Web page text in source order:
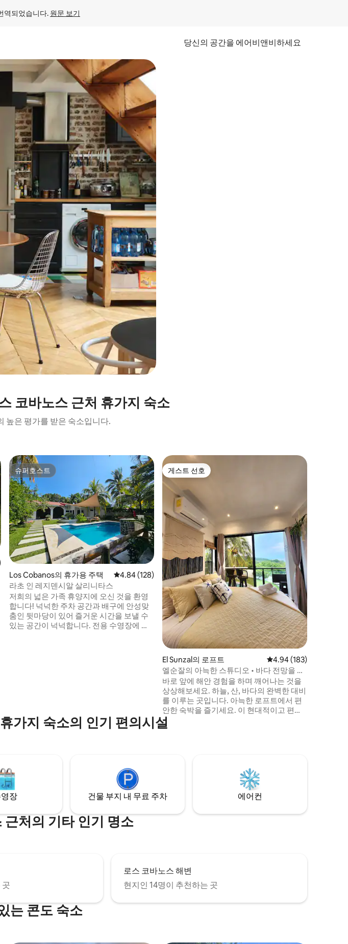
역되었습니다. 원문 보기
당신의 공간을 에어비앤비하세요
코바노스 근처 휴가지 숙소
높은 평가를 받은 숙소입니다.
점 만점), 후기 230개
슈퍼호스트
슈퍼호스트
Los Cobanos의 휴가용 주택 평점 4.84점(5점 만점), 후기 128개
4.84 (128)
라초 인 레지덴시알 살리니타스
저희의 넓은 가족 휴양지에 오신 것을 환영
합니다! 넉넉한 주차 공간과 배구에 안성맞
춤인 뒷마당이 있어 즐거운 시간을 보낼 수
있는 공간이 넉넉합니다. 전용 수영장에 몸
게스트 선호
게스트 선호
El Sunzal의 로프트 평점 4.94점(5점 만점),
4.94 (183)
엘순잘의 아늑한 스튜디오 • 바다 전망을 즐
길 수 있는 발코니
바로 앞에 해안 경험을 하며 깨어나는 것을
상상해보세요. 하늘, 산, 바다의 완벽한 대비
를 이루는 곳입니다. 아늑한 로프트에서 편
안한 숙박을 즐기세요. 이 현대적이고 편안
한 숙소는 해변에서 불과 몇 분 거리에 있으
며 즐거운 경험을 제공하도록 설계되었습니
가깝고 서프 시티에서 불과 4분 거리에 있습
니다. 편안한 휴가를 위한 완벽한 숙소입니
가지 숙소의 인기 편의시설
장 건물 부지 내 무료 주차 에어컨
처의 기타 인기 명소
로스 코바노스 해변
현지인 14명이 추천하는 곳
는 콘도 숙소